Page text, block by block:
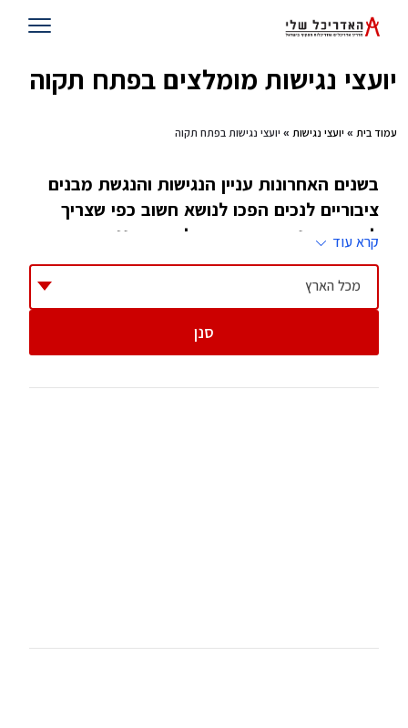
יועצי נגישות מומלצים בפתח תקוה
עמוד בית » יועצי נגישות » יועצי נגישות בפתח תקוה
בשנים האחרונות עניין הנגישות והנגשת מבנים
ציבוריים לנכים הפכו לנושא חשוב כפי שצריך
להיות. מבני ציבור חייבים להיות מונגשים ברמה
גבוהה ביותר לכל אדם במדינת ישראל
החל מאוגוסט 2009, התקנות מחייבות שהגשת
בקשה להיתר לכל מבנה ציבורי או מסחרי, חייבת
(מעל 6 קומות) מחוייבים לבדיקה ואישור שכזה. זה
קרא עוד
מכל הארץ
סנן